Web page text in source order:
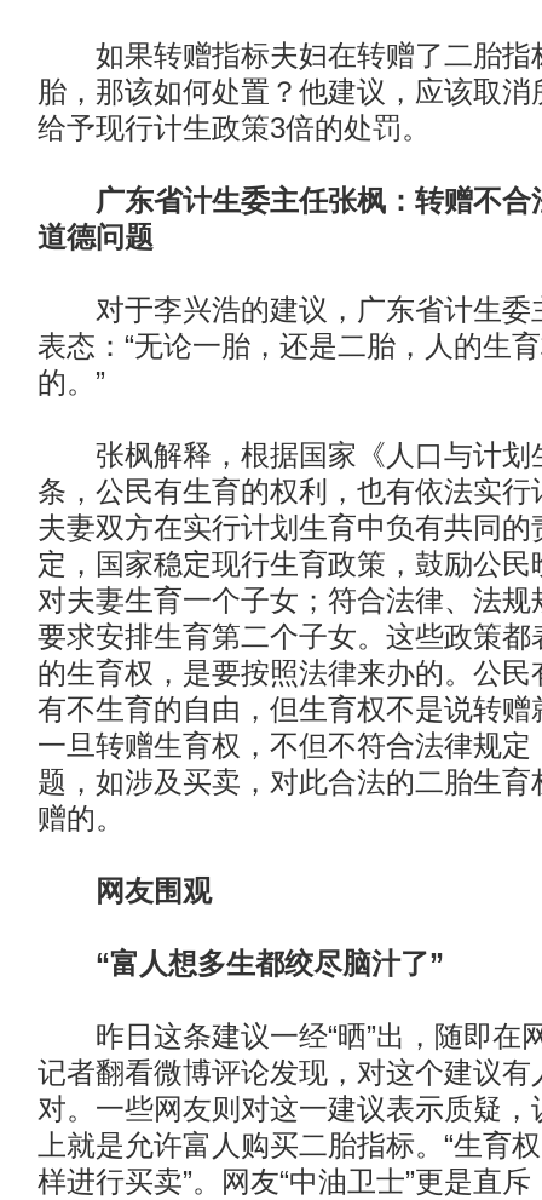
如果转赠指标夫妇在转赠了二胎指
胎，那该如何处置？他建议，应该取
给予现行计生政策3倍的处罚。
广东省计生委主任张枫：转赠不
道德问题
对于李兴浩的建议，广东省计生委
表态：“无论一胎，还是二胎，人的生
的。”
张枫解释，根据国家《人口与计划
条，公民有生育的权利，也有依法实行
夫妻双方在实行计划生育中负有共同的
定，国家稳定现行生育政策，鼓励公
对夫妻生育一个子女；符合法律、法规
要求安排生育第二个子女。这些政策都
的生育权，是要按照法律来办的。公民
有不生育的自由，但生育权不是说转赠
一旦转赠生育权，不但不符合法律规定
题，如涉及买卖，对此合法的二胎生育
赠的。
网友围观
“富人想多生都绞尽脑汁了”
昨日这条建议一经“晒”出，随即在
记者翻看微博评论发现，对这个建议有
对。一些网友则对这一建议表示质疑，
上就是允许富人购买二胎指标。“生育
样进行买卖”。网友“中油卫士”更是直